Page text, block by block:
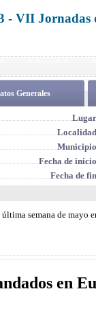
- VII Jornadas
Generales
Fecha de
Fecha de
semana de
en